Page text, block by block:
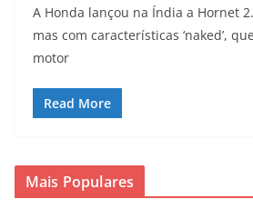
A Honda lançou na Índia a Hornet
mas com características ‘naked’,
motor
Read More
Mais Populares